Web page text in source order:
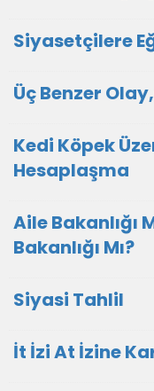
Siyasetçilere
Üç Benzer
Kedi Köpek
Hesaplaşma
Aile Bakanlığı
Bakanlığı Mı?
Siyasi Tahlil
İt İzi At İzine